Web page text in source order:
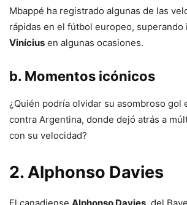
Mbappé ha registrado algunas de las
rápidas en el fútbol europeo, superando
Vinícius en algunas ocasiones.
b. Momentos icónicos
¿Quién podría olvidar su asombroso gol
contra Argentina, donde dejó atrás a
con su velocidad?
2. Alphonso Davies